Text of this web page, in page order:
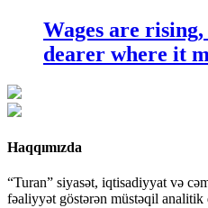
Wages are
dearer where it
Haqqımızda
“Turan” siyasət, iqtisadiyyat və
fəaliyyət göstərən müstəqil analitik